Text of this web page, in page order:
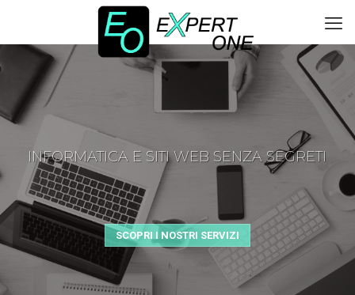
INFORMATICA E SITI WEB SENZA SEGRETI
SCOPRI I NOSTRI SERVIZI